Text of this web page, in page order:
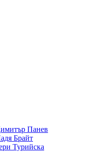
Панев
Брайт
Турийска